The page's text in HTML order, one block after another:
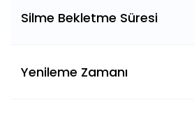
Silme Bekletme Süresi
Yenileme Zamanı